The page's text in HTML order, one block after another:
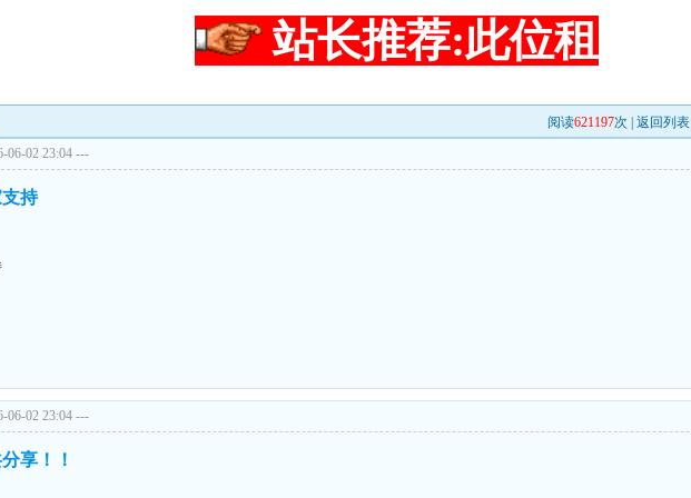
站长推荐:此位租
阅读621197次 |返回列表
06-02 23:04 ---
持
06-02 23:04 ---
享！！